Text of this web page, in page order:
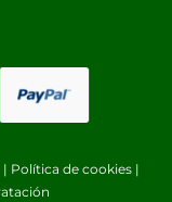
| Política de cookies |